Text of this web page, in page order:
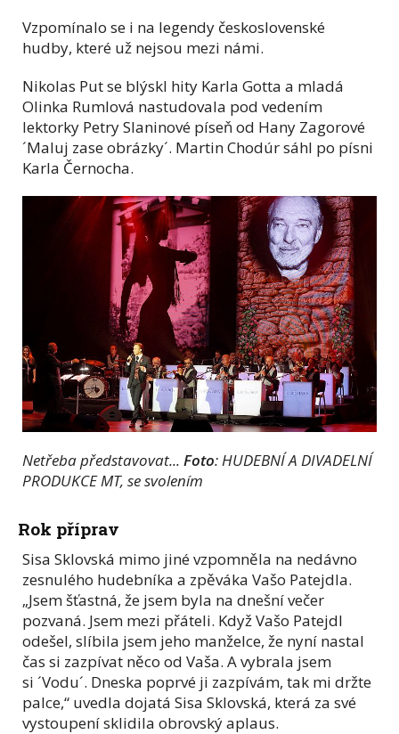
Vzpomínalo se i na legendy československé
hudby, které už nejsou mezi námi.
Nikolas Put se blýskl hity Karla Gotta a mladá
Olinka Rumlová nastudovala pod vedením
lektorky Petry Slaninové píseň od Hany Zagorové
´Maluj zase obrázky´. Martin Chodúr sáhl po písni
Karla Černocha.
Netřeba představovat... Foto: HUDEBNÍ A DIVADELNÍ
PRODUKCE MT, se svolením
Rok příprav
Sisa Sklovská mimo jiné vzpomněla na nedávno
zesnulého hudebníka a zpěváka Vašo Patejdla.
„Jsem šťastná, že jsem byla na dnešní večer
pozvaná. Jsem mezi přáteli. Když Vašo Patejdl
odešel, slíbila jsem jeho manželce, že nyní nastal
čas si zazpívat něco od Vaša. A vybrala jsem
si ´Vodu´. Dneska poprvé ji zazpívám, tak mi držte
palce,“ uvedla dojatá Sisa Sklovská, která za své
vystoupení sklidila obrovský aplaus.